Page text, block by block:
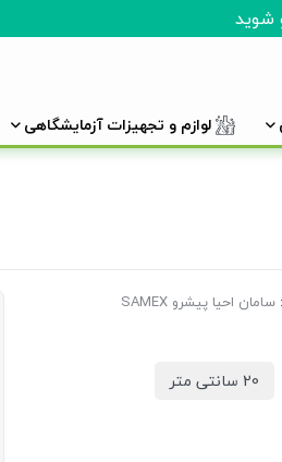
شوید
لوازم و تجهیزات آزمایشگاهی
سامان احیا پیشرو SAMEX
20 سانتی متر